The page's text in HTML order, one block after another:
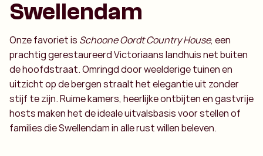
Swellendam
Onze favoriet is Schoone Oordt Country House, een
prachtig gerestaureerd Victoriaans landhuis net buiten
de hoofdstraat. Omringd door weelderige tuinen en
uitzicht op de bergen straalt het elegantie uit zonder
stijf te zijn. Ruime kamers, heerlijke ontbijten en gastvrije
hosts maken het de ideale uitvalsbasis voor stellen of
families die Swellendam in alle rust willen beleven.